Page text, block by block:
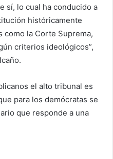
sí, lo cual ha conducido a
históricamente
como la Corte Suprema,
criterios ideológicos”,
el alto tribunal es
para los demócratas se
que responde a una